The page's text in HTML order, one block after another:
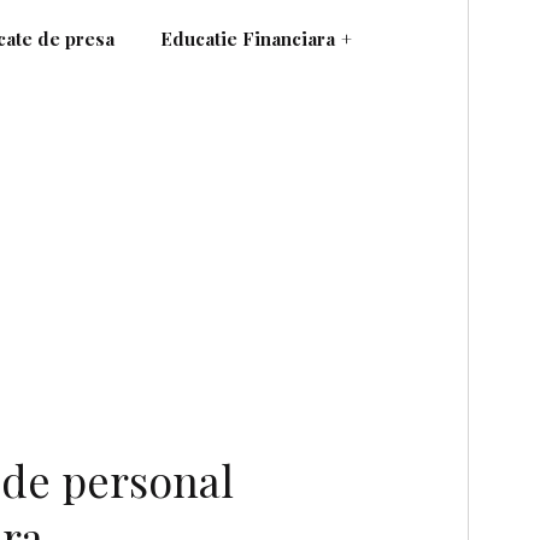
de presa Educatie Financiara +
personal